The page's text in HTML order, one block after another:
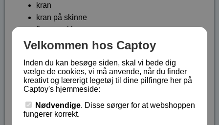
kran
kran på skinne
flyvemaskine
helikopter
gravko
traktor
buggy
ladvogn
Eitech er sjovt og udviklende legetøj til børn som
Velkommen hos Captoy
Inden du kan besøge siden, skal vi bede dig
vælge de cookies, vi må anvende, når du finder
kreativt og lærerigt legetøj til dine pilfingre her på
Captoy's hjemmeside:
Nødvendige. Disse sørger for at webshoppen
fungerer korrekt.